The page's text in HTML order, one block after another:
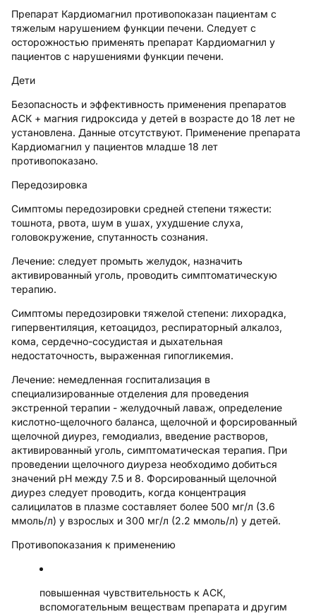
Препарат Кардиомагнил противопоказан пациентам с
тяжелым нарушением функции печени. Следует с
осторожностью применять препарат Кардиомагнил у
пациентов с нарушениями функции печени.
Дети
Безопасность и эффективность применения препаратов
АСК + магния гидроксида у детей в возрасте до 18 лет не
установлена. Данные отсутствуют. Применение препарата
Кардиомагнил у пациентов младше 18 лет
противопоказано.
Передозировка
Симптомы передозировки средней степени тяжести:
тошнота, рвота, шум в ушах, ухудшение слуха,
головокружение, спутанность сознания.
Лечение: следует промыть желудок, назначить
активированный уголь, проводить симптоматическую
терапию.
Симптомы передозировки тяжелой степени: лихорадка,
гипервентиляция, кетоацидоз, респираторный алкалоз,
кома, сердечно-сосудистая и дыхательная
недостаточность, выраженная гипогликемия.
Лечение: немедленная госпитализация в
специализированные отделения для проведения
экстренной терапии - желудочный лаваж, определение
кислотно-щелочного баланса, щелочной и форсированный
щелочной диурез, гемодиализ, введение растворов,
активированный уголь, симптоматическая терапия. При
проведении щелочного диуреза необходимо добиться
значений рН между 7.5 и 8. Форсированный щелочной
диурез следует проводить, когда концентрация
салицилатов в плазме составляет более 500 мг/л (3.6
ммоль/л) у взрослых и 300 мг/л (2.2 ммоль/л) у детей.
Противопоказания к применению
повышенная чувствительность к АСК,
вспомогательным веществам препарата и другим